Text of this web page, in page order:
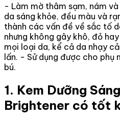
- Làm mờ thâm sạm, nám
da sáng khỏe, đều màu và
thành các vấn đề về sắc tố
nhưng không gây khô, đỏ
mọi loại da, kể cả da nhạy
lấn. - Sử dụng được cho phụ
bú.
1. Kem Dưỡng
Brightener có tốt